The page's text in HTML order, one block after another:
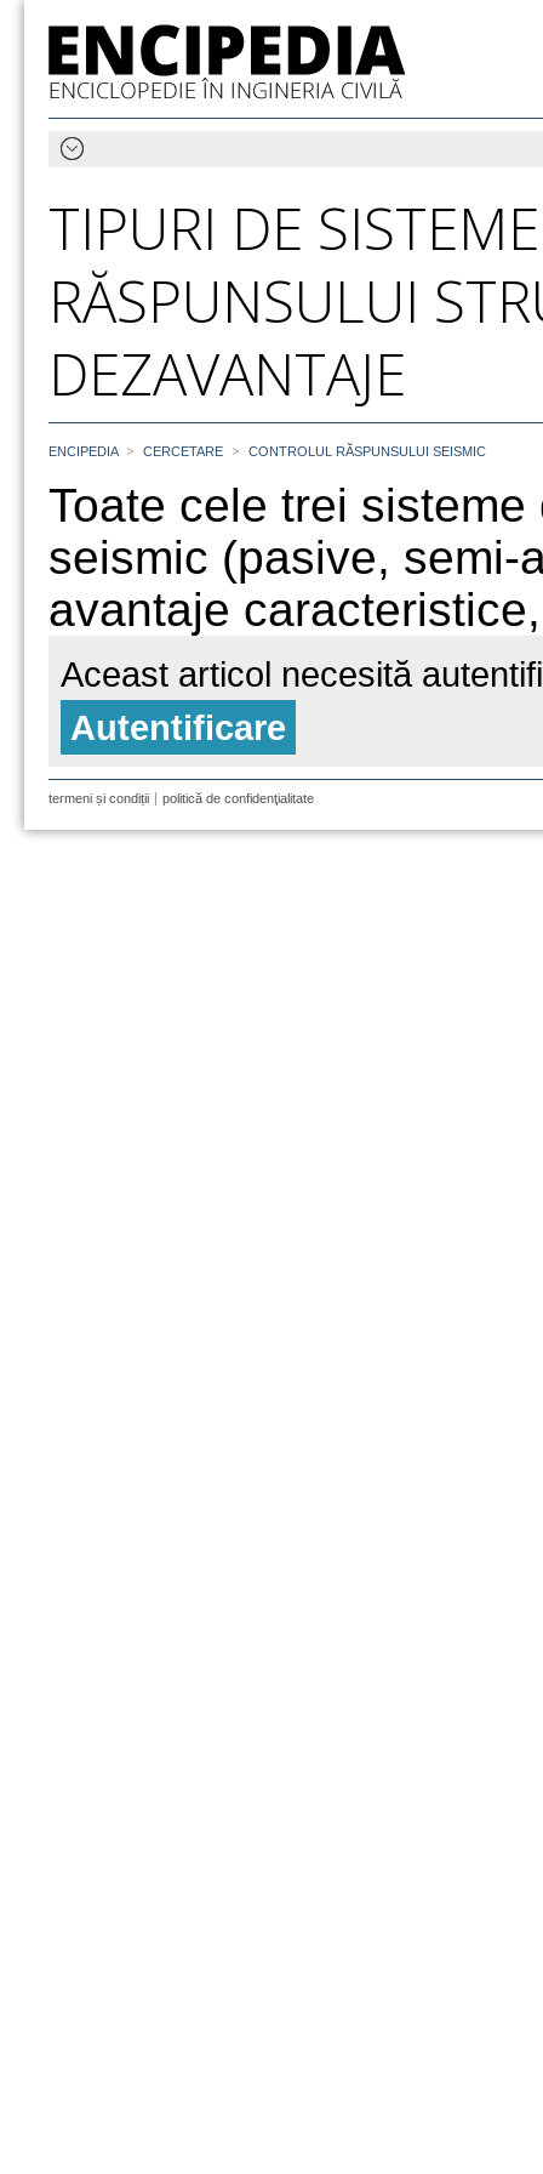
TIPURI DE
RĂSPUNSULUI
DEZAVANTAJE
ENCIPEDIA > CERCETARE > CONTROLUL RĂSPUNSULUI SEISMIC
Toate cele trei
seismic (pasive, semi-
avantaje
Aceast articol necesită
Autentificare
termeni și condiții politică de confidenţialitate